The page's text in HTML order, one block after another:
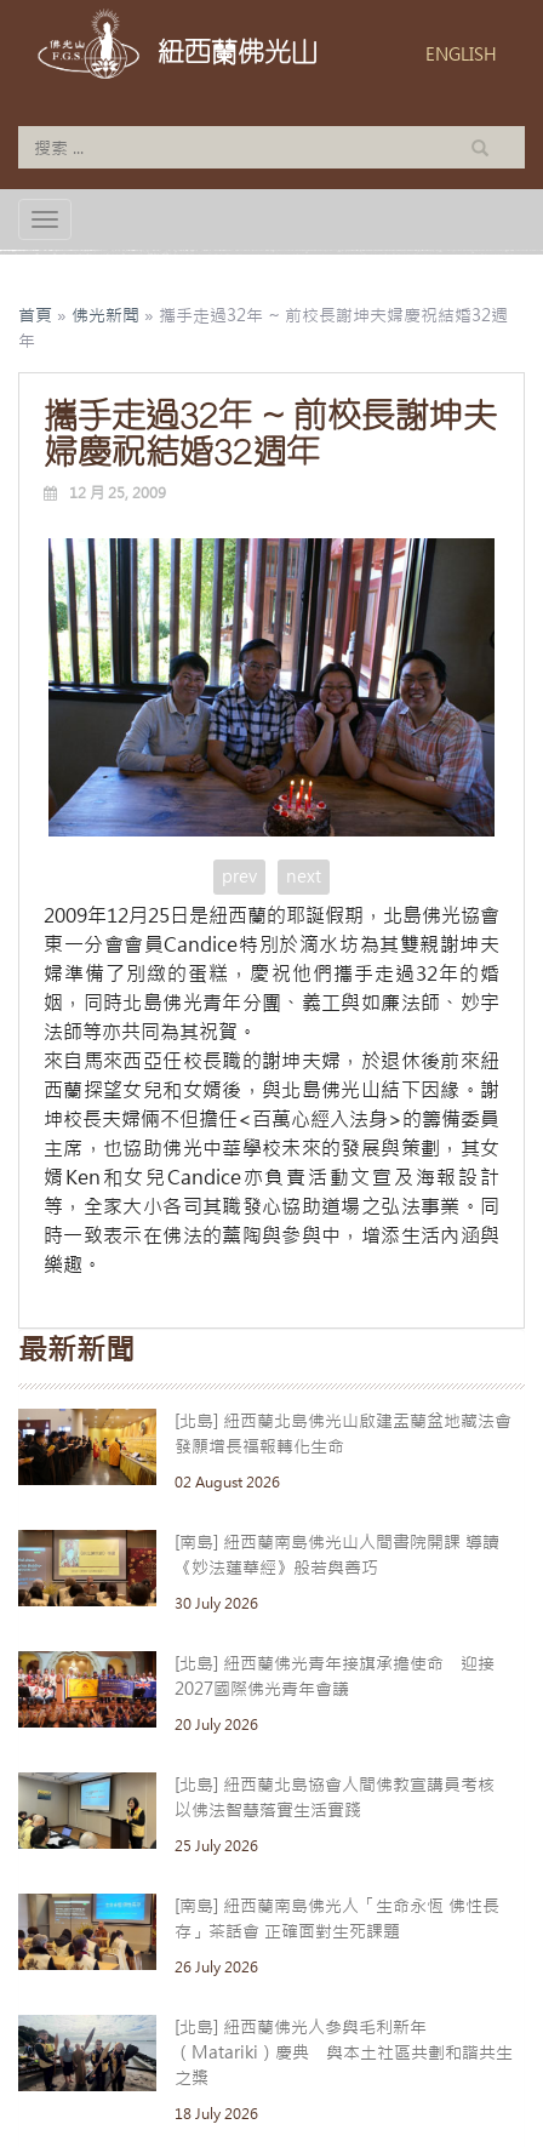
紐西蘭佛光山 ENGLISH
TOGGLE NAVIGATION
首頁 » 佛光新聞 » 攜手走過32年 ~ 前校長謝坤夫婦慶祝結婚32週
年
攜手走過32年 ~ 前校長謝坤夫
婦慶祝結婚32週年
12 月 25, 2009
prev next
2009年12月25日是紐西蘭的耶誕假期，北島佛光協會
東一分會會員Candice特別於滴水坊為其雙親謝坤夫
婦準備了別緻的蛋糕，慶祝他們攜手走過32年的婚
姻，同時北島佛光青年分團、義工與如廉法師、妙宇
法師等亦共同為其祝賀。
來自馬來西亞任校長職的謝坤夫婦，於退休後前來紐
西蘭探望女兒和女婿後，與北島佛光山結下因緣。謝
坤校長夫婦倆不但擔任<百萬心經入法身>的籌備委員
主席，也協助佛光中華學校未來的發展與策劃，其女
婿Ken和女兒Candice亦負責活動文宣及海報設計
等，全家大小各司其職發心協助道場之弘法事業。同
時一致表示在佛法的薰陶與參與中，增添生活內涵與
樂趣。
最新新聞
[北島] 紐西蘭北島佛光山啟建盂蘭盆地藏法會
發願增長福報轉化生命
02 August 2026
[南島] 紐西蘭南島佛光山人間書院開課 導讀
《妙法蓮華經》般若與善巧
30 July 2026
[北島] 紐西蘭佛光青年接旗承擔使命 迎接
2027國際佛光青年會議
20 July 2026
[北島] 紐西蘭北島協會人間佛教宣講員考核
以佛法智慧落實生活實踐
25 July 2026
[南島] 紐西蘭南島佛光人「生命永恆 佛性長
存」茶話會 正確面對生死課題
26 July 2026
[北島] 紐西蘭佛光人參與毛利新年
（Matariki）慶典 與本土社區共劃和諧共生
之槳
18 July 2026